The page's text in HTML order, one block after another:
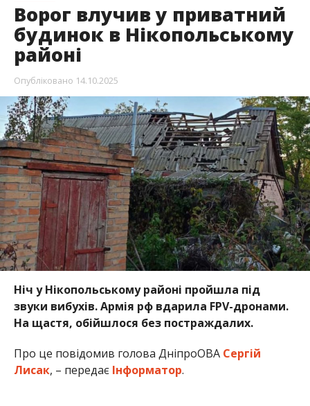
Ворог влучив у приватний
будинок в Нікопольському
районі
Опубліковано 14.10.2025
Ніч у Нікопольському районі пройшла під
звуки вибухів. Армія рф вдарила FPV-дронами.
На щастя, обійшлося без постраждалих.
Про це повідомив голова ДніпроОВА Сергій
Лисак, – передає Інформатор.